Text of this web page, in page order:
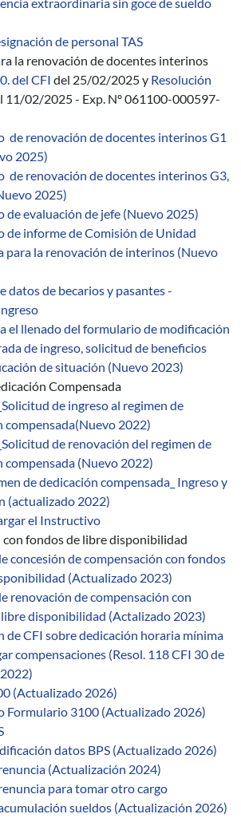
de personal TAS
la renovación de docentes interinos
del CFI del 25/02/2025 y Resolución
11/02/2025 - Exp. Nº 061100-000597-
de renovación de docentes interinos G1
2025)
de renovación de docentes interinos G3,
2025)
de evaluación de jefe (Nuevo 2025)
de informe de Comisión de Unidad
para la renovación de interinos (Nuevo
datos de becarios y pasantes -
el llenado del formulario de modificación
de ingreso, solicitud de beneficios
de situación (Nuevo 2023)
Compensada
de ingreso al regimen de
compensada(Nuevo 2022)
de renovación del regimen de
compensada (Nuevo 2022)
de dedicación compensada_ Ingreso y
(actualizado 2022)
el Instructivo
fondos de libre disponibilidad
concesión de compensación con fondos
(Actualizado 2023)
renovación de compensación con
disponibilidad (Actalizado 2023)
de CFI sobre dedicación horaria mínima
compensaciones (Resol. 118 CFI 30 de
(Actualizado 2026)
Formulario 3100 (Actualizado 2026)
datos BPS (Actualizado 2026)
(Actualización 2024)
para tomar otro cargo
sueldos (Actualización 2026)